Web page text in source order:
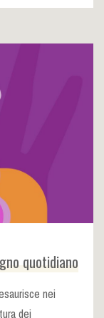
quotidiano
nei
dei